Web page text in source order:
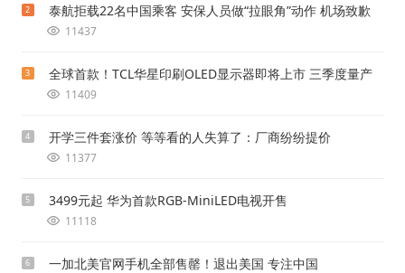
2 泰航拒载22名中国乘客 安保人员做“拉眼角”动作 机场致歉
11437
3 全球首款！TCL华星印刷OLED显示器即将上市 三季度量产
11409
4 开学三件套涨价 等等看的人失算了：厂商纷纷提价
11377
5 3499元起 华为首款RGB-MiniLED电视开售
11118
6 一加北美官网手机全部售罄！退出美国 专注中国